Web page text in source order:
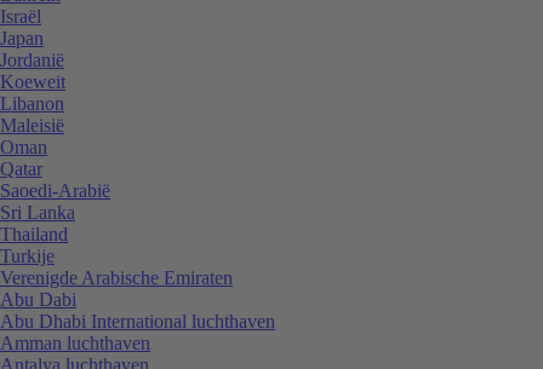
Israël
Japan
Jordanië
Koeweit
Libanon
Maleisië
Oman
Qatar
Saoedi-Arabië
Sri Lanka
Thailand
Turkije
Verenigde Arabische Emiraten
Abu Dabi
Abu Dhabi International luchthaven
Amman luchthaven
Antalya luchthaven